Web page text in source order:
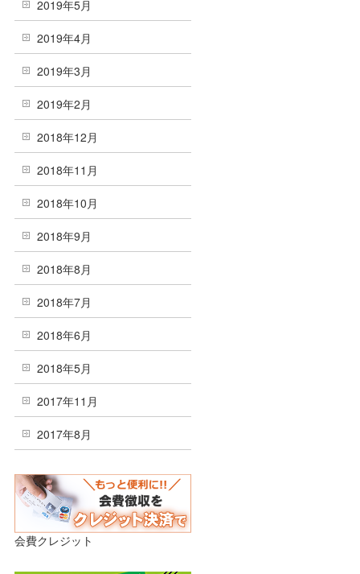
2019年5月
2019年4月
2019年3月
2019年2月
2018年12月
2018年11月
2018年10月
2018年9月
2018年8月
2018年7月
2018年6月
2018年5月
2017年11月
2017年8月
会費クレジット